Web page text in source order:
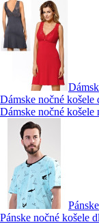
Dámske nočné košele
Dámske nočné košele
Pánske nočné košele